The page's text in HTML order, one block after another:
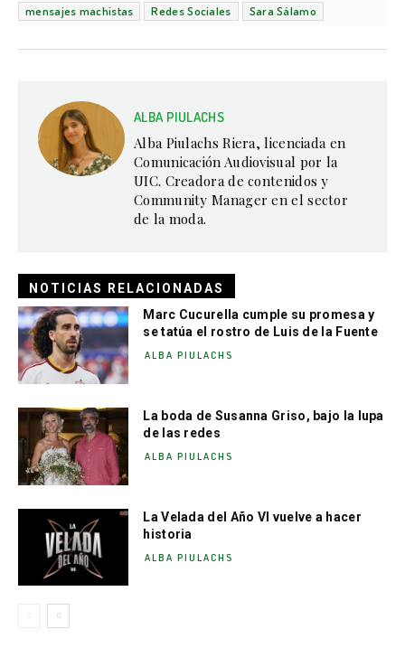
mensajes machistas
Redes Sociales Sara Sálamo
ALBA PIULACHS
Alba Piulachs Riera, licenciada en
Comunicación Audiovisual por la
UIC. Creadora de contenidos y
Community Manager en el sector
de la moda.
NOTICIAS RELACIONADAS
Marc Cucurella cumple su promesa y
se tatúa el rostro de Luis de la Fuente
ALBA PIULACHS
La boda de Susanna Griso, bajo la lupa
de las redes
ALBA PIULACHS
La Velada del Año VI vuelve a hacer
historia
ALBA PIULACHS